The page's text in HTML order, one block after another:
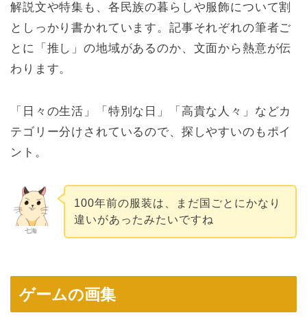
解説文や特集も、各民族の暮らしや服飾について割
としっかり書かれています。記事それぞれの筆者ご
とに「推し」の地域があるのか、文面から熱意が伝
わります。
「日々の生活」「特別な日」「高貴な人々」などカ
テゴリー分けされているので、探しやすいのもポイ
ント。
七海
100年前の服装は、まだ国ごとにかなり
違いがあったみたいですね
ゲームの画集